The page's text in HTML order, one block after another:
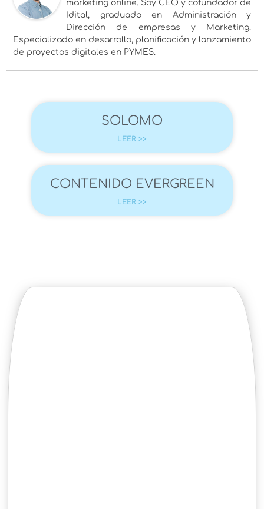
marketing online. Soy CEO y cofundador de
Idital, graduado en Administración y
Dirección de empresas y Marketing.
Especializado en desarrollo, planificación y lanzamiento
de proyectos digitales en PYMES.
SOLOMO
LEER >>
CONTENIDO EVERGREEN
LEER >>